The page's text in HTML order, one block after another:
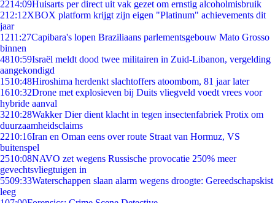
2214:09Huisarts per direct uit vak gezet om ernstig alcoholmisbruik
212:12XBOX platform krijgt zijn eigen "Platinum" achievements dit
jaar
1211:27Capibara's lopen Braziliaans parlementsgebouw Mato Grosso
binnen
4810:59Israël meldt dood twee militairen in Zuid-Libanon, vergelding
aangekondigd
1510:48Hiroshima herdenkt slachtoffers atoombom, 81 jaar later
1610:32Drone met explosieven bij Duits vliegveld voedt vrees voor
hybride aanval
3210:28Wakker Dier dient klacht in tegen insectenfabriek Protix om
duurzaamheidsclaims
2210:16Iran en Oman eens over route Straat van Hormuz, VS
buitenspel
2510:08NAVO zet wegens Russische provocatie 250% meer
gevechtsvliegtuigen in
5509:33Waterschappen slaan alarm wegens droogte: Gereedschapskist
leeg